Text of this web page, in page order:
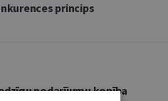
princips
nodarījumu kopība